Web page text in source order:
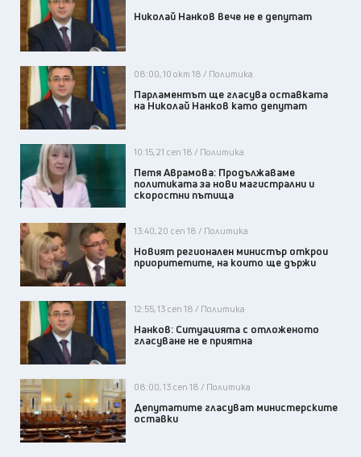
Николай Нанков вече не е депутат
08:00, 10 окт 18 / Политика
Парламентът ще гласува оставката
на Николай Нанков като депутат
10:15, 21 сеп 18 / Политика
Петя Аврамова: Продължаваме
политиката за нови магистрални и
скоростни пътища
13:40, 20 сеп 18 / Политика
Новият регионален министър открои
приоритетите, на които ще държи
12:55, 13 сеп 18 / Политика
Нанков: Ситуацията с отложеното
гласуване не е приятна
08:00, 13 сеп 18 / Политика
Депутатите гласуват министерските
оставки